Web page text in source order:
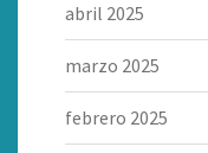
abril 2025
marzo 2025
febrero 2025